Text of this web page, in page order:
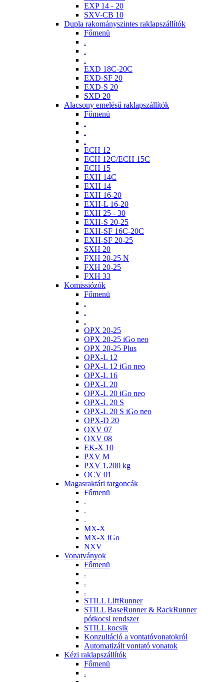
EXP 14 - 20
SXV-CB 10
Dupla rakományszintes raklapszállítók
Főmenü
.
.
.
EXD 18C-20C
EXD-SF 20
EXD-S 20
SXD 20
Alacsony emelésű raklapszállítók
Főmenü
.
.
.
ECH 12
ECH 12C/ECH 15C
ECH 15
EXH 14C
EXH 14
EXH 16-20
EXH-L 16-20
EXH 25 - 30
EXH-S 20-25
EXH-SF 16C-20C
EXH-SF 20-25
SXH 20
FXH 20-25 N
FXH 20-25
FXH 33
Komissiózók
Főmenü
.
.
.
OPX 20-25
OPX 20-25 iGo neo
OPX 20-25 Plus
OPX-L 12
OPX-L 12 iGo neo
OPX-L 16
OPX-L 20
OPX-L 20 iGo neo
OPX-L 20 S
OPX-L 20 S iGo neo
OPX-D 20
OXV 07
OXV 08
EK-X 10
PXV M
PXV 1.200 kg
OCV 01
Magasraktári targoncák
Főmenü
.
.
.
MX-X
MX-X iGo
NXV
Vonatványok
Főmenü
.
.
.
STILL LiftRunner
STILL BaseRunner & RackRunner
pótkocsi rendszer
STILL kocsik
Konzultáció a vontatóvonatokról
Automatizált vontató vonatok
Kézi raklapszállítók
Főmenü
.